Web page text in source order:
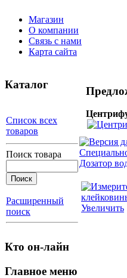
Магазин
О компании
Связь с нами
Карта сайта
Каталог
Список всех
товаров
Поиск товара
Расширенный
поиск
Кто он-лайн
Главное меню
Дозатор
Увеличить